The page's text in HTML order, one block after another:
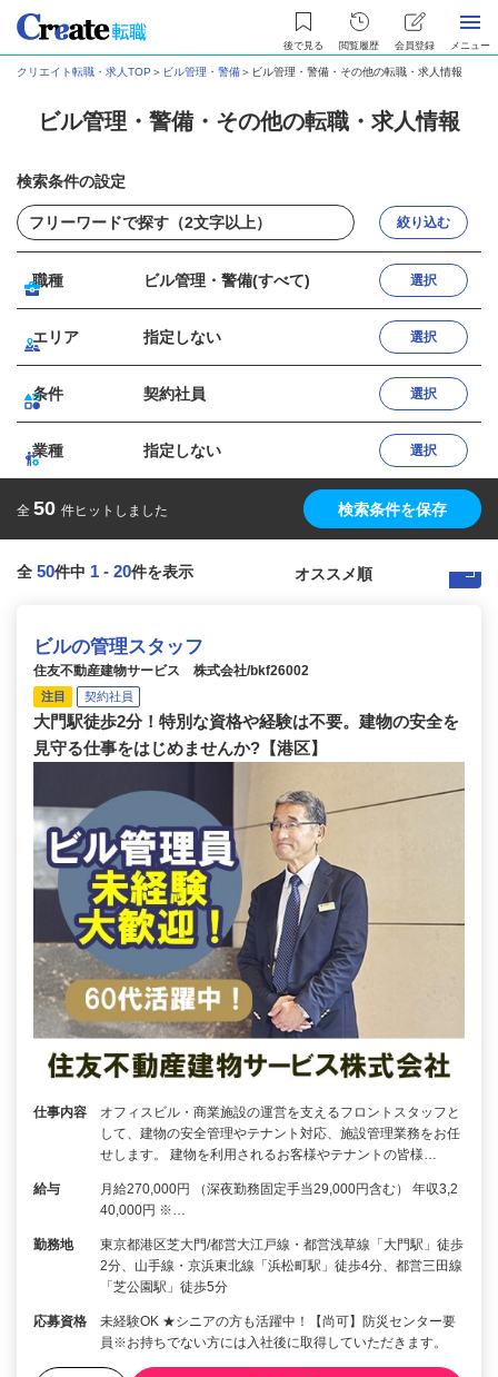
後で見る 閲覧履歴 会員登録 メニュー
クリエイト転職・求人TOP ＞ ビル管理・警備＞ ビル管理・警備・その他の転職・求人情報
ビル管理・警備・その他の転職・求人情報
検索条件の設定
絞り込む
職種 ビル管理・警備(すべて) 選択
エリア 指定しない 選択
条件 契約社員 選択
業種 指定しない 選択
全 50 件ヒットしました 検索条件を保存
全 50件中 1 - 20件を表示
ビルの管理スタッフ
住友不動産建物サービス 株式会社/bkf26002
注目 契約社員
大門駅徒歩2分！特別な資格や経験は不要。建物の安全を
見守る仕事をはじめませんか?【港区】
仕事内容
オフィスビル・商業施設の運営を支えるフロントスタッフと
して、建物の安全管理やテナント対応、施設管理業務をお任
せします。 建物を利用されるお客様やテナントの皆様…
給与
月給270,000円 （深夜勤務固定手当29,000円含む） 年収3,2
40,000円 ※…
勤務地
東京都港区芝大門/都営大江戸線・都営浅草線「大門駅」徒歩
2分、山手線・京浜東北線「浜松町駅」徒歩4分、都営三田線
「芝公園駅」徒歩5分
応募資格
未経験OK ★シニアの方も活躍中！【尚可】防災センター要
員※お持ちでない方には入社後に取得していただきます。